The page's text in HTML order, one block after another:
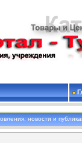
новости и